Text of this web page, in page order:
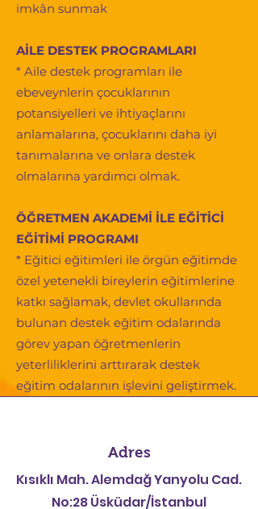
imkân sunmak
AİLE DESTEK PROGRAMLARI
* Aile destek programları ile
ebeveynlerin çocuklarının
potansiyelleri ve ihtiyaçlarını
anlamalarına, çocuklarını daha iyi
tanımalarına ve onlara destek
olmalarına yardımcı olmak.
ÖĞRETMEN AKADEMİ İLE EĞİTİCİ
EĞİTİMİ PROGRAMI
* Eğitici eğitimleri ile örgün eğitimde
özel yetenekli bireylerin eğitimlerine
katkı sağlamak, devlet okullarında
bulunan destek eğitim odalarında
görev yapan öğretmenlerin
yeterliliklerini arttırarak destek
eğitim odalarının işlevini geliştirmek.
Adres
Kısıklı Mah. Alemdağ Yanyolu Cad.
No:28 Üsküdar/İstanbul